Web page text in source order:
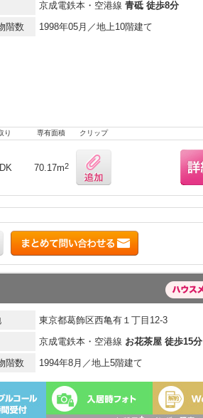
京成電鉄本・空港線 青砥 徒歩8分
階数
1998年05月／地上10階建て
り 専有面積 クリップ
70.17m2
東京都葛飾区西亀有１丁目12-3
京成電鉄本・空港線 お花茶屋 徒歩15分
階数
1994年8月／地上5階建て